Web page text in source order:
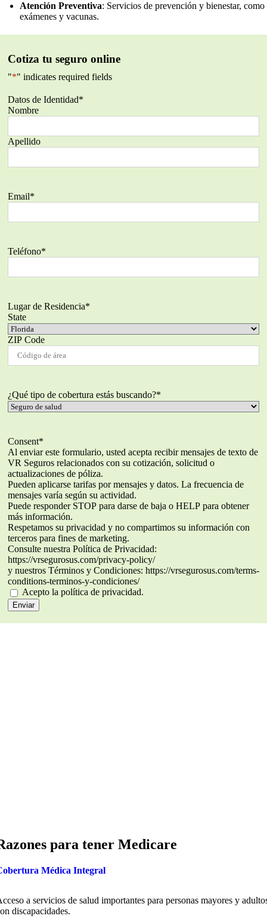
Atención Preventiva: Servicios de prevención y bienestar, como
exámenes y vacunas.
Cotiza tu seguro online
"*" indicates required fields
Datos de Identidad*
Nombre
Apellido
Email*
Teléfono*
Lugar de Residencia*
State
ZIP Code
¿Qué tipo de cobertura estás buscando?*
Consent*
Al enviar este formulario, usted acepta recibir mensajes de texto de
VR Seguros relacionados con su cotización, solicitud o
actualizaciones de póliza.
Pueden aplicarse tarifas por mensajes y datos. La frecuencia de
mensajes varía según su actividad.
Puede responder STOP para darse de baja o HELP para obtener
más información.
Respetamos su privacidad y no compartimos su información con
terceros para fines de marketing.
Consulte nuestra Política de Privacidad:
https://vrsegurosus.com/privacy-policy/
y nuestros Términos y Condiciones: https://vrsegurosus.com/terms-
conditions-terminos-y-condiciones/
Acepto la política de privacidad.
Enviar
para tener Medicare
Médica Integral
a servicios de salud importantes para personas mayores y
discapacidades.